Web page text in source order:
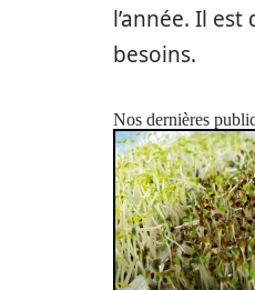
l’année. Il
besoins.
Nos dernières